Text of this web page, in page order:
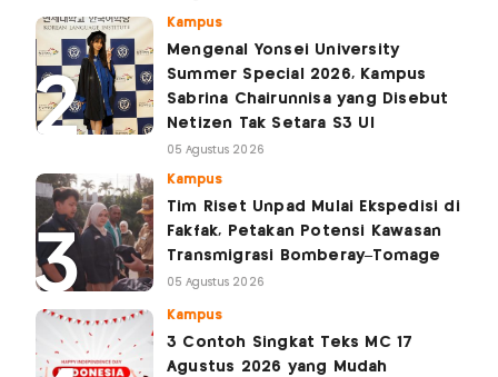
Kampus
Mengenal Yonsei University
Summer Special 2026, Kampus
Sabrina Chairunnisa yang Disebut
Netizen Tak Setara S3 UI
05 Agustus 2026
Kampus
Tim Riset Unpad Mulai Ekspedisi di
Fakfak, Petakan Potensi Kawasan
Transmigrasi Bomberay–Tomage
05 Agustus 2026
Kampus
3 Contoh Singkat Teks MC 17
Agustus 2026 yang Mudah